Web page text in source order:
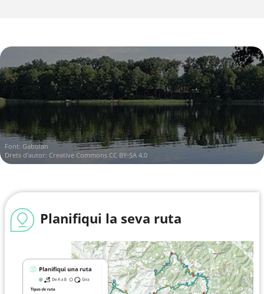
Font: Gabulan
Drets d'autor: Creative Commons CC BY-SA 4.0
Planifiqui la seva ruta